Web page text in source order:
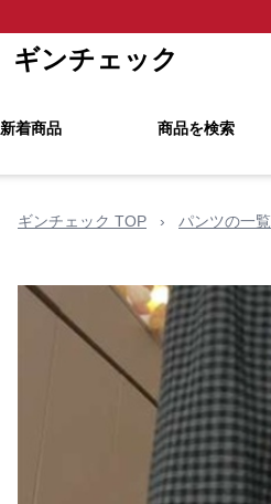
ギンチェック
新着商品 商品を検索
ギンチェック TOP › パンツの一覧